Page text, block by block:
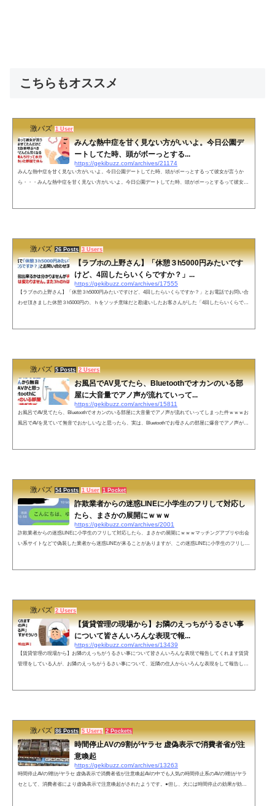
こちらもオススメ
激バズ 1 User
みんな熱中症を甘く見ない方がいいよ。今日公園デ
ートしてた時、頭がボーっとする...
https://gekibuzz.com/archives/21174
みんな熱中症を甘く見ない方がいいよ。今日公園デートしてた時、頭がボーっとするって彼女が言うか
ら・・・みんな熱中症を甘く見ない方がいいよ。今日公園デートしてた時、頭がボーっとするって彼女が
激バズ 26 Posts 3 Users
【ラブホの上野さん】「休憩３h5000円みたいです
けど、4回したらいくらですか？」...
https://gekibuzz.com/archives/17555
【ラブホの上野さん】「休憩３h5000円みたいですけど、4回したらいくらですか？」とお電話でお問い合
わせ頂きました休憩３h5000円の、ｈをソッチ意味だと勘違いしたお客さんがした「4回したらいくらです
激バズ 5 Posts 2 Users
お風呂でAV見てたら、Bluetoothでオカンのいる部
屋に大音量でアノ声が流れていって...
https://gekibuzz.com/archives/15811
お風呂でAV見てたら、Bluetoothでオカンのいる部屋に大音量でアノ声が流れていってしまった件ｗｗｗお
風呂でAVを見ていて無音でおかしいなと思ったら、実は、Bluetoothでお母さんの部屋に爆音でアノ声が流
激バズ 54 Posts 1 User 1 Pocket
詐欺業者からの迷惑LINEに小学生のフリして対応し
たら、まさかの展開にｗｗｗ
https://gekibuzz.com/archives/2001
詐欺業者からの迷惑LINEに小学生のフリして対応したら、まさかの展開にｗｗｗマッチングアプリや出会
い系サイトなどで偽装した業者から迷惑LINEが来ることがありますが、この迷惑LINEに小学生のフリしし
激バズ 2 Users
【賃貸管理の現場から】お隣のえっちがうるさい事
について皆さんいろんな表現で報...
https://gekibuzz.com/archives/13439
【賃貸管理の現場から】お隣のえっちがうるさい事について皆さんいろんな表現で報告してくれます賃貸
管理をしている人が、お隣のえっちがうるさい事について、近隣の住人からいろんな表現をして報告して
激バズ 86 Posts 5 Users 2 Pockets
時間停止AVの9割がヤラセ 虚偽表示で消費者省が注
意喚起
https://gekibuzz.com/archives/13263
時間停止AVの9割がヤラセ 虚偽表示で消費者省が注意喚起AVの中でも人気の時間停止系のAVの9割がヤラ
セとして、消費者省により虚偽表示で注意喚起がされたようです。●但し、犬には時間停止の効果が効か